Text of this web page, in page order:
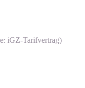
iGZ-Tarifvertrag)